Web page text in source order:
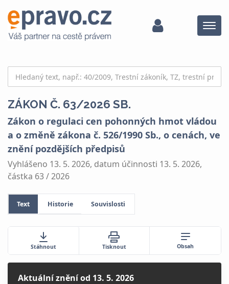
Menu
ZÁKON Č. 63/2026 SB.
Zákon o regulaci cen pohonných hmot vládou
a o změně zákona č. 526/1990 Sb., o cenách, ve
znění pozdějších předpisů
Vyhlášeno 13. 5. 2026, datum účinnosti 13. 5. 2026,
částka 63 / 2026
Text Historie Souvislosti
Stáhnout Tisknout Obsah
Aktuální zněníod 13. 5. 2026